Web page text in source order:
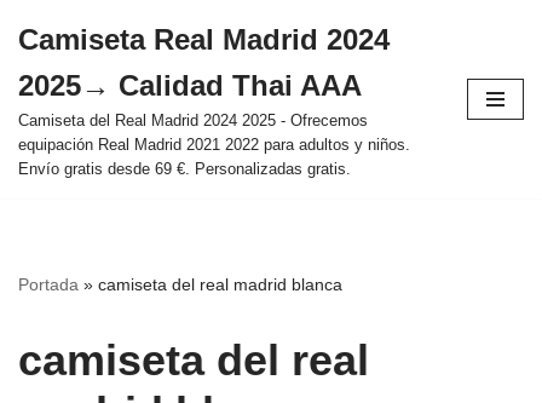
al
contenido
Camiseta Real Madrid 2024
2025→ Calidad Thai AAA
Camiseta del Real Madrid 2024 2025 - Ofrecemos
equipación Real Madrid 2021 2022 para adultos y niños.
Envío gratis desde 69 €. Personalizadas gratis.
Portada » camiseta del real madrid blanca
camiseta del real